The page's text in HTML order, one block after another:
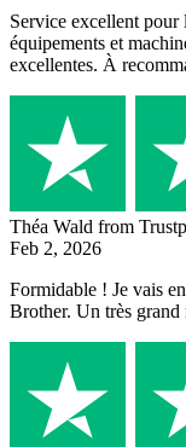
Service excellent
équipements et
excellentes. À
Théa Wald from
Feb 2, 2026
Formidable ! Je vais
Brother. Un très